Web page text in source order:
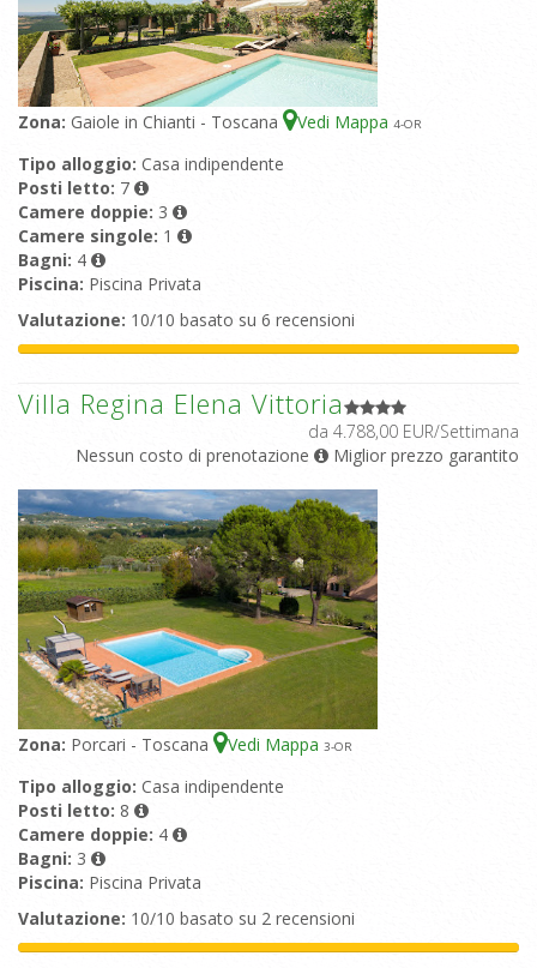
Zona: Gaiole in Chianti - Toscana Vedi Mappa 4-OR
Tipo alloggio: Casa indipendente
Posti letto: 7
Camere doppie: 3
Camere singole: 1
Bagni: 4
Piscina: Piscina Privata
Valutazione: 10/10 basato su 6 recensioni
Villa Regina Elena Vittoria
da 4.788,00 EUR/Settimana
Nessun costo di prenotazione
Miglior prezzo garantito
Zona: Porcari - Toscana Vedi Mappa 3-OR
Tipo alloggio: Casa indipendente
Posti letto: 8
Camere doppie: 4
Bagni: 3
Piscina: Piscina Privata
Valutazione: 10/10 basato su 2 recensioni